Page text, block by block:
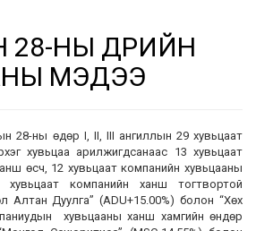
28-НЫ ӨДРИЙН
МЭДЭЭ
28-ны өдөр I, II, III ангиллын 29 хувьцаат
хувьцаа арилжигдсанаас 13 хувьцаат
өсч, 12 хувьцаат компанийн хувьцааны
компанийн ханш тогтвортой
Алтан Дуулга” (ADU+15.00%) болон “Хөх
хувьцааны ханш хамгийн өндөр